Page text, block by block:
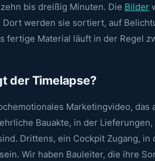
bis dreißig Minuten. Die Bilder
Dort werden sie sortiert, auf
fertige Material läuft in der Regel
der Timelapse?
Marketingvideo, das
Bauakte, in der Lieferungen,
Drittens, ein Cockpit Zugang, in
Wir haben Bauleiter, die ihre